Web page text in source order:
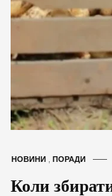
НОВИНИ ПОРАДИ
Коли